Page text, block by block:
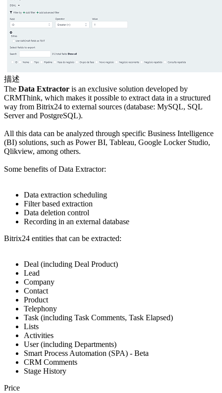
描述
The Data Extractor is an exclusive solution developed by
CRMThink, which makes it possible to extract data in a structured
way from Bitrix24 to external sources (database: MySQL, SQL
Server and PostgreSQL).
All this data can be analyzed through specific Business Intelligence
(BI) solutions, such as Power BI, Tableau, Google Locker Studio,
Qlikview, among others.
Some benefits of Data Extractor:
Data extraction scheduling
Filter based extraction
Data deletion control
Recording in an external database
Bitrix24 entities that can be extracted:
Deal (including Deal Product)
Lead
Company
Contact
Product
Telephony
Task (including Task Comments, Task Elapsed)
Lists
Activities
User (including Departments)
Smart Process Automation (SPA) - Beta
CRM Comments
Stage History
Price